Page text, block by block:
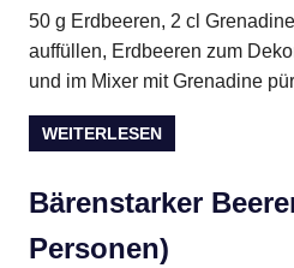
50 g Erdbeeren, 2 cl
auffüllen, Erdbeeren zum
und im Mixer mit Grenadine
WEITERLESEN
Bärenstarker
Personen)